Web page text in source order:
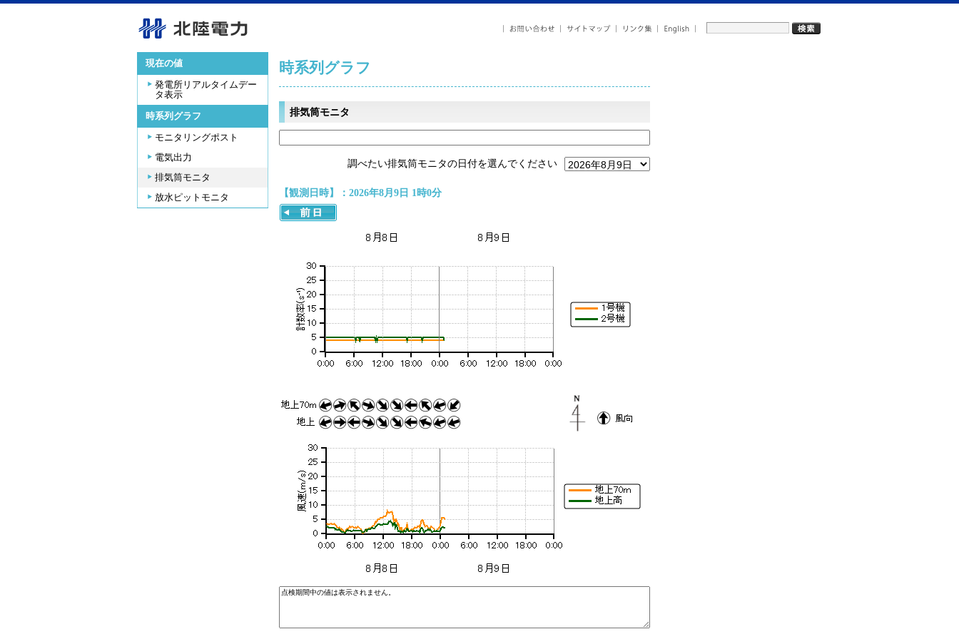
現在の値
発電所リアルタイムデー
タ表示
時系列グラフ
モニタリングポスト
電気出力
排気筒モニタ
放水ピットモニタ
時系列グラフ
排気筒モニタ
調べたい排気筒モニタの日付を選んでください
【観測日時】：2026年8月9日 1時0分